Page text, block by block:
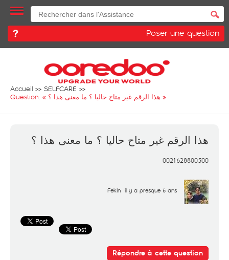
Poser une question
Accueil
SELFCARE
Question: « هذا الرقم غير متاح حاليا ؟ ما معنى هذا ؟ »
هذا الرقم غير متاح حاليا ؟ ما معنى هذا ؟
0021628800500
Fekih il y a presque 6 ans
Répondre à cette question